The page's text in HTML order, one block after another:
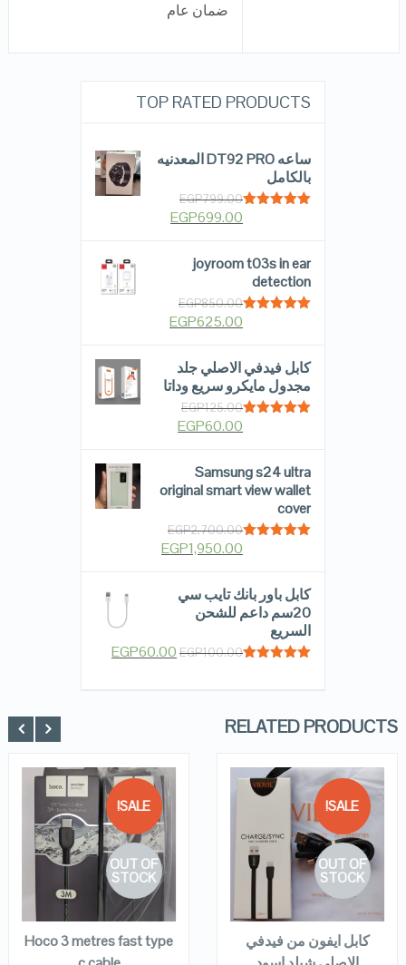
ضمان عام
TOP RATED PRODUCTS
ساعه DT92 PRO المعدنيه
بالكامل
EGP799.00
EGP699.00
joyroom t03s in ear
detection
EGP850.00
EGP625.00
كابل فيدفي الاصلي جلد
مجدول مايكرو سريع وداتا
EGP125.00
EGP60.00
Samsung s24 ultra
original smart view wallet
cover
EGP2,700.00
EGP1,950.00
كابل باور بانك تايب سي
20سم داعم للشحن
السريع
EGP100.00
EGP60.00
RELATED PRODUCTS
SALE!
OUT OF
STOCK
QUICK LOOK
VIEW DETAILS
READ MORE
كابل ايفون من فيدفي
SALE!
OUT OF
STOCK
QUICK LOOK
VIEW DETAILS
READ MORE
Hoco 3 metres fast type